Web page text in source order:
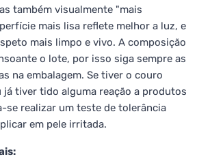
também visualmente "mais
mais lisa reflete melhor a luz, e
mais limpo e vivo. A composição
o lote, por isso siga sempre as
na embalagem. Se tiver o couro
já tiver tido alguma reação a produtos
se realizar um teste de tolerância
em pele irritada.